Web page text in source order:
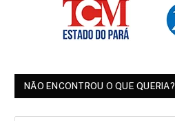
NÃO ENCONTROU O QUE QUERIA?